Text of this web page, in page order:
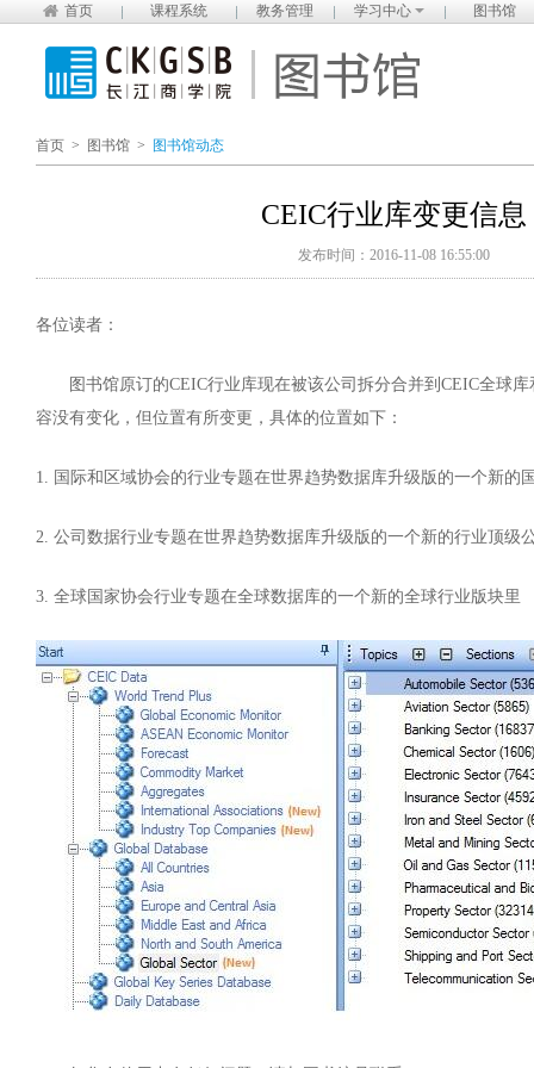
首页 课程系统 教务管理 学习中心 图书馆
首页 > 图书馆 > 图书馆动态
CEIC行业库变更信息
发布时间：2016-11-08 16:55:00
各位读者：
图书馆原订的CEIC行业库现在被该公司拆分合并到CEIC全球库
容没有变化，但位置有所变更，具体的位置如下：
1. 国际和区域协会的行业专题在世界趋势数据库升级版的一个新的
2. 公司数据行业专题在世界趋势数据库升级版的一个新的行业顶级
3. 全球国家协会行业专题在全球数据库的一个新的全球行业版块里